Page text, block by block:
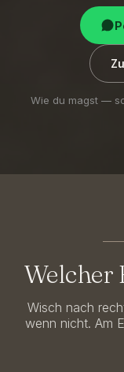
Wie du magst —
Welcher
Wisch nach
wenn nicht. Am
Eiche
natur
Warm
zeitlos